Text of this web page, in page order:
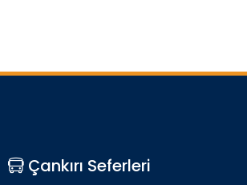
Çankırı Seferleri